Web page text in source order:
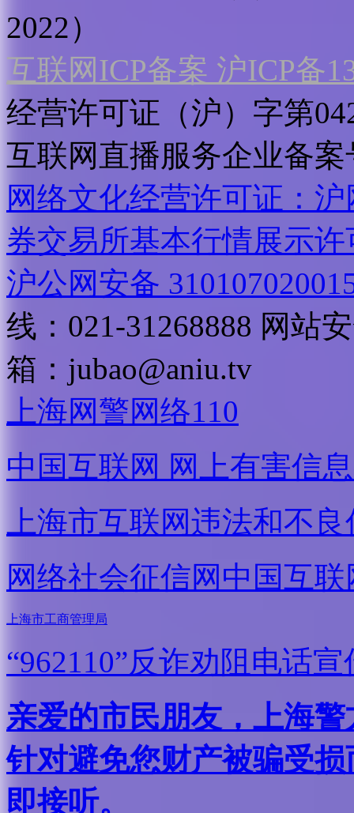
2022）
互联网ICP备案 沪ICP备
经营许可证（沪）字第
互联网直播服务企业备案
网络文化经营许可证：
券交易所基本行情展示许
沪公网安备
线：021-31268888 网站
箱： jubao@aniu.tv
上海网警网络110
中国互联网 网上有害信
上海市互联网违法和不
网络社会征信网 中国互
上海市工商管理局
“962110”反诈劝阻电话宣
亲爱的市民朋友，上海
针对避免您财产被骗受
即接听。